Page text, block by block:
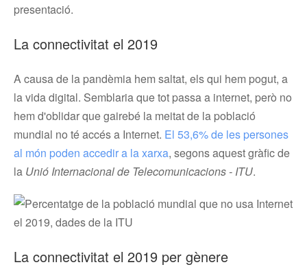
presentació.
La connectivitat el 2019
A causa de la pandèmia hem saltat, els qui hem pogut, a
la vida digital. Semblaria que tot passa a internet, però no
hem d'oblidar que gairebé la meitat de la població
mundial no té accés a Internet. El 53,6% de les persones
al món poden accedir a la xarxa, segons aquest gràfic de
la Unió Internacional de Telecomunicacions - ITU.
La connectivitat el 2019 per gènere